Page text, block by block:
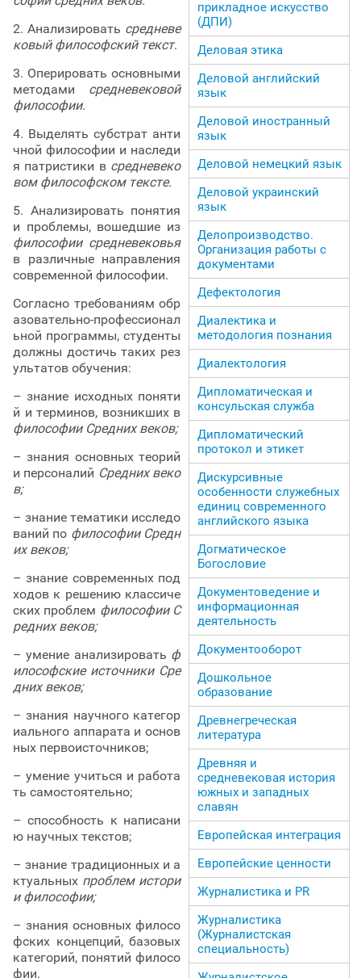
2. Анализировать средневе
ковый философский текст.
3. Оперировать основными
методами средневековой
философии.
4. Выделять субстрат анти
чной философии и наследи
я патристики в средневеко
вом философском тексте.
5. Анализировать понятия
и проблемы, вошедшие из
философии средневековья
в различные направления
современной философии.
Согласно требованиям обр
азовательно-профессионал
ьной программы, студенты
должны достичь таких рез
ультатов обучения:
– знание исходных поняти
й и терминов, возникших в
философии Средних веков;
– знания основных теорий
и персоналий Средних веко
в;
– знание тематики исследо
ваний по философии Средн
их веков;
– знание современных под
ходов к решению классиче
ских проблем философии С
редних веков;
– умение анализировать ф
илософские источники Сре
дних веков;
– знания научного категор
иального аппарата и основ
ных первоисточников;
– умение учиться и работа
ть самостоятельно;
– способность к написани
ю научных текстов;
– знание традиционных и а
ктуальных проблем истори
и философии;
– знания основных филосо
фских концепций, базовых
категорий, понятий филосо
фии.
прикладное искусство
(ДПИ)
Деловая этика
Деловой английский
язык
Деловой иностранный
язык
Деловой немецкий язык
Деловой украинский
язык
Делопроизводство.
Организация работы с
документами
Дефектология
Диалектика и
методология познания
Диалектология
Дипломатическая и
консульская служба
Дипломатический
протокол и этикет
Дискурсивные
особенности служебных
единиц современного
английского языка
Догматическое
Богословие
Документоведение и
информационная
деятельность
Документооборот
Дошкольное
образование
Древнегреческая
литература
Древняя и
средневековая история
южных и западных
славян
Европейская интеграция
Европейские ценности
Журналистика и PR
Журналистика
(Журналистская
специальность)